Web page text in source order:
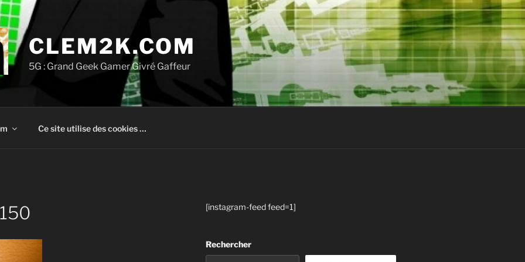
CLEM2K.COM
5G : Grand Geek Gamer Givré Gaffeur
Ce site utilise des cookies …
[instagram-feed feed=1]
Rechercher